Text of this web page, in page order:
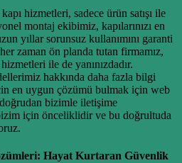
hizmetleri, sadece ürün satışı ile
montaj ekibimiz, kapılarınızı en
yıllar sorunsuz kullanımını garanti
zaman ön planda tutan firmamız,
ile de yanınızdadır.
hakkında daha fazla bilgi
en uygun çözümü bulmak için web
bizimle iletişime
için önceliklidir ve bu doğrultuda
Hayat Kurtaran Güvenlik